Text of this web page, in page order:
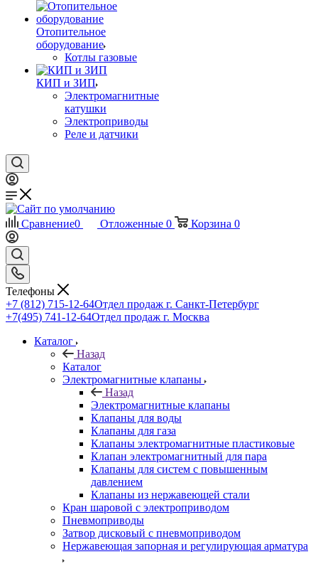
Отопительное
оборудование
Котлы газовые
КИП и ЗИП
Электромагнитные
катушки
Электроприводы
Реле и датчики
Сравнение0 Отложенные 0 Корзина 0
Телефоны
+7 (812) 715-12-64Отдел продаж г. Санкт-Петербург
+7(495) 741-12-64Отдел продаж г. Москва
Каталог
Назад
Каталог
Электромагнитные клапаны
Назад
Электромагнитные клапаны
Клапаны для воды
Клапаны для газа
Клапаны электромагнитные пластиковые
Клапан электромагнитный для пара
Клапаны для систем с повышенным
давлением
Клапаны из нержавеющей стали
Кран шаровой с электроприводом
Пневмоприводы
Затвор дисковый с пневмоприводом
Нержавеющая запорная и регулирующая арматура